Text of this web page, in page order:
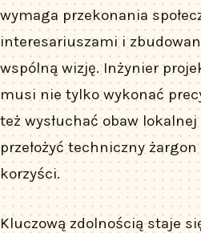
wymaga przekonania
interesariuszami i
wspólną wizję. Inżynier
musi nie tylko wykonać
też wysłuchać obaw lokalnej
przełożyć techniczny żargon
korzyści.
Kluczową zdolnością staje